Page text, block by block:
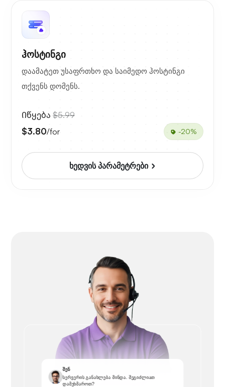
ჰოსტინგი
დაამატეთ უსაფრთხო და საიმედო ჰოსტინგი
თქვენს დომენს.
Იწყება $5.99
$3.80/for -20%
ხედვის პარამეტრები
შენ
სერვერის განახლება მინდა. შეგიძლიათ
დამეხმაროთ?